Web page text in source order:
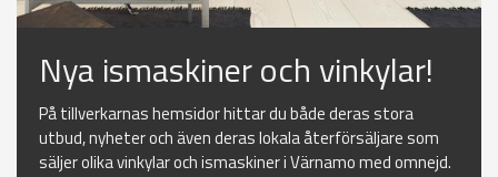
Nya ismaskiner och vinkylar!
På tillverkarnas hemsidor hittar du både deras stora
utbud, nyheter och även deras lokala återförsäljare som
säljer olika vinkylar och ismaskiner i Värnamo med omnejd.